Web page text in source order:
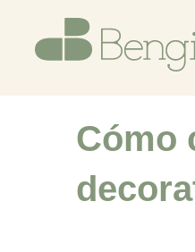
contenido
Cómo